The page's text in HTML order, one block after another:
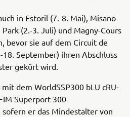
in Estoril (7.-8. Mai), Misano
(2.-3. Juli) und Magny-Cours
bevor sie auf dem Circuit de
18. September) ihren Abschluss
gekürt wird.
dem WorldSSP300 bLU cRU-
Superport 300-
er das Mindestalter von